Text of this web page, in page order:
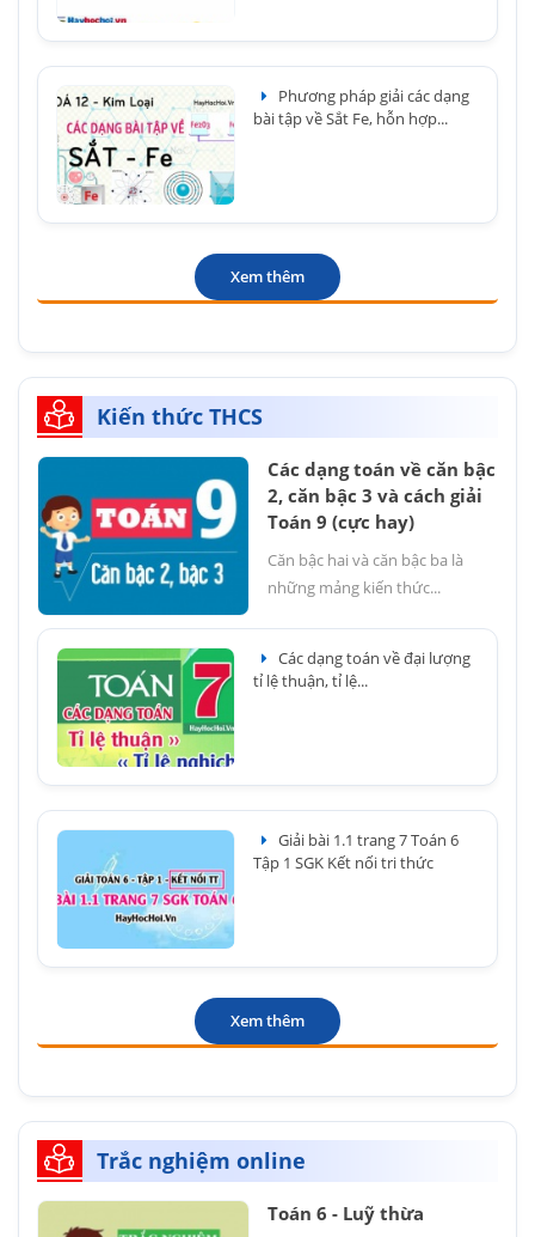
Phương pháp giải các dạng
bài tập về Sắt Fe, hỗn hợp...
Xem thêm
Kiến thức THCS
Các dạng toán về căn bậc
2, căn bậc 3 và cách giải
Toán 9 (cực hay)
Căn bậc hai và căn bậc ba là
những mảng kiến thức...
Các dạng toán về đại lượng
tỉ lệ thuận, tỉ lệ...
Giải bài 1.1 trang 7 Toán 6
Tập 1 SGK Kết nối tri thức
Xem thêm
Trắc nghiệm online
Toán 6 - Luỹ thừa